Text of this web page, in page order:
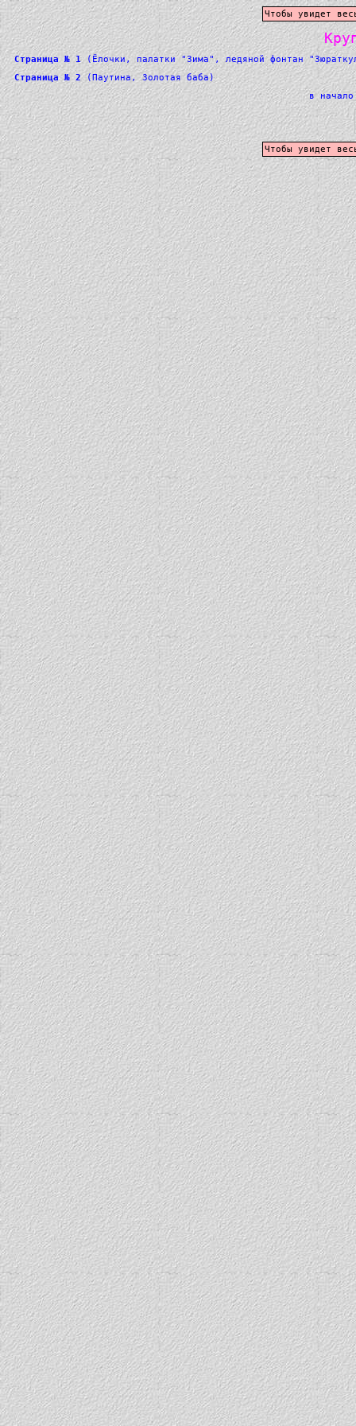
Чтобы увидет
Страница № 1(Ёлочки, палатки "Зима", ледяной фонтан
Страница № 2(Паутина, Золотая баба)
в начало
Чтобы увидет